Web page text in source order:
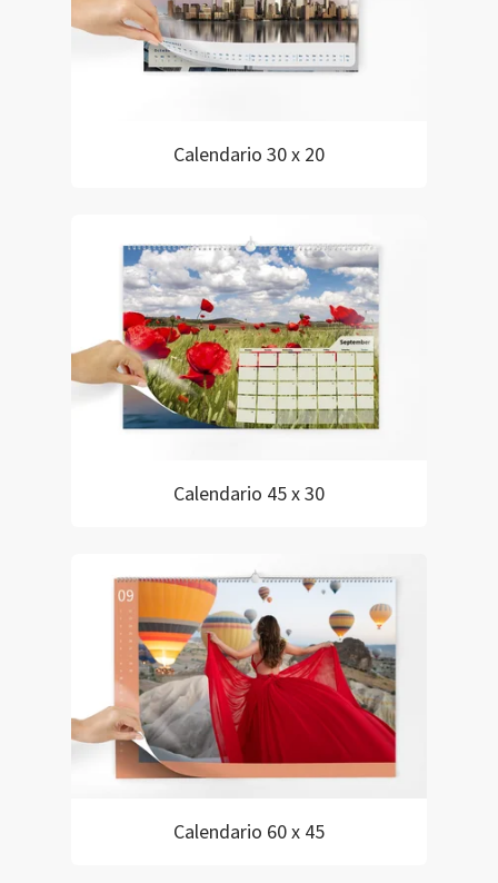
Calendario 30 x 20
Calendario 45 x 30
Calendario 60 x 45